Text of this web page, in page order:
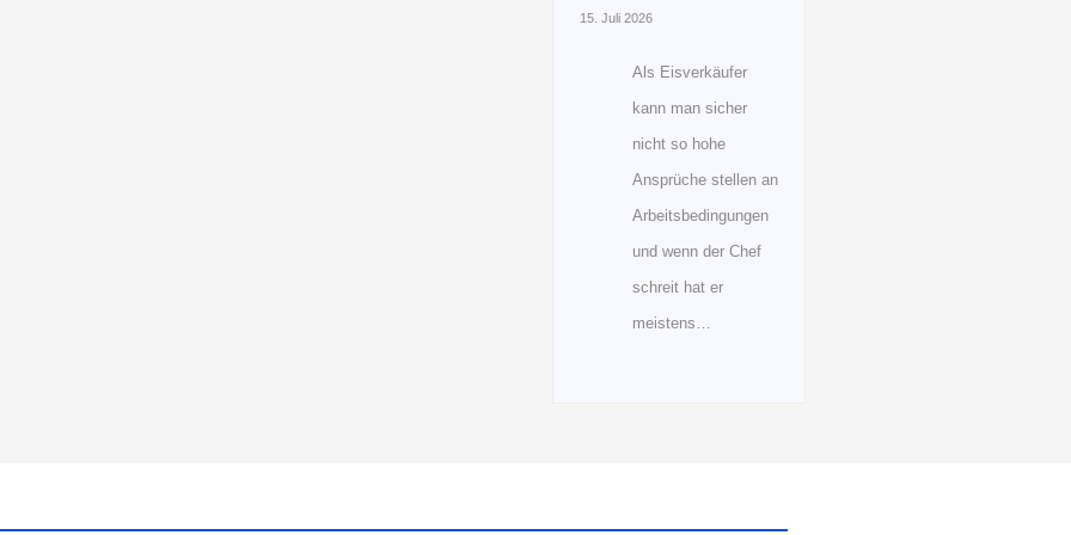
15. Juli 2026
Als Eisverkäufer
kann man sicher
nicht so hohe
Ansprüche stellen an
Arbeitsbedingungen
und wenn der Chef
schreit hat er
meistens…